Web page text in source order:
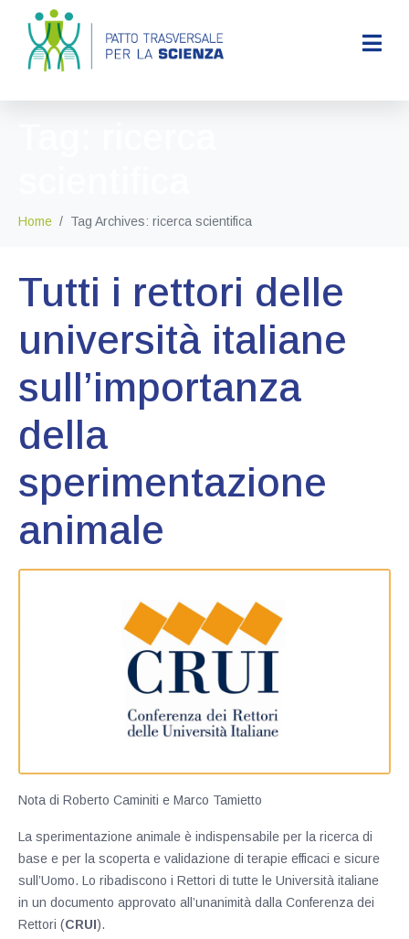
Home Tag Archives: ricerca scientifica
Tutti i rettori delle
università italiane
sull’importanza
della
sperimentazione
animale
Nota di Roberto Caminiti e Marco Tamietto
La sperimentazione animale è indispensabile per la ricerca di
base e per la scoperta e validazione di terapie efficaci e sicure
sull’Uomo. Lo ribadiscono i Rettori di tutte le Università italiane
in un documento approvato all’unanimità dalla Conferenza dei
Rettori (CRUI).